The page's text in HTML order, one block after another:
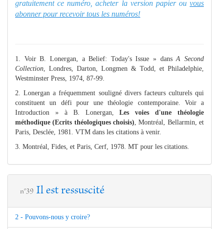
gratuitement ce numéro, acheter la version papier ou vous
abonner pour recevoir tous les numéros!
1. Voir B. Lonergan, a Belief: Today's Issue » dansA Second
Collection , Londres, Darton, Longmen & Todd, et Philadelphie,
Westminster Press, 1974, 87-99.
2. Lonergan a fréquemment souligné divers facteurs culturels qui
constituent un défi pour une théologie contemporaine. Voir a
Introduction » à B. Lonergan,Les voies d'une théologie
méthodique (Ecrits théologiques choisis) , Montréal, Bellarmin, et
Paris, Desclée, 1981. VTM dans les citations à venir.
3. Montréal, Fides, et Paris, Cerf, 1978. MT pour les citations.
n°39 Il est ressuscité
2 - Pouvons-nous y croire?